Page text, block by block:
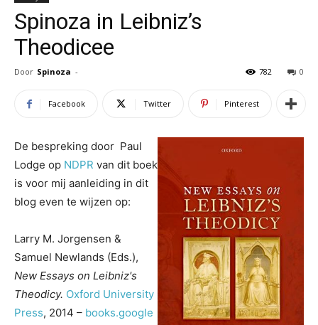
Spinoza in Leibniz’s
Theodicee
Door Spinoza - 0
782
Facebook Twitter Pinterest
De bespreking door Paul
Lodge op NDPR van dit boek
is voor mij aanleiding in dit
blog even te wijzen op:
Larry M. Jorgensen &
Samuel Newlands (Eds.),
New Essays on Leibniz's
Theodicy. Oxford University
Press, 2014 – books.google